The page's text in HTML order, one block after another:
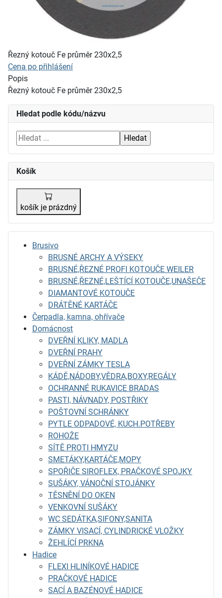
Hledat podle kódu/názvu
Košík
košík je prázdný
Brusivo
BRUSNÉ ARCHY A VÝSEKY
BRUSNÉ,ŘEZNÉ PROFI KOTOUČE WEILER
BRUSNÉ,ŘEZNÉ,LEŠTÍCÍ KOTOUČE,UNAŠEČE
DIAMANTOVÉ KOTOUČE
DRÁTĚNÉ KARTÁČE
Čerpadla, kamna, ohřívače
Domácnost
DVEŘNÍ KLIKY, MADLA
DVEŘNÍ PRAHY
DVEŘNÍ ZÁMKY TESLA
KÁDĚ,NÁDOBY,VĚDRA,BOXY,REGÁLY
OCHRANNÉ RUKAVICE BRADAS
PASTI, NÁVNADY, POSTŘIKY
POŠTOVNÍ SCHRÁNKY
PYTLE ODPADOVÉ, KUCH.POTŘEBY
ROHOŽE
SÍTĚ PROTI HMYZU
SMETÁKY,KARTÁČE,MOPY
SPOŘIČE SIROFLEX, PRAČKOVÉ SPOJKY
SUŠÁKY, VÁNOČNÍ STOJÁNKY
TĚSNĚNÍ DO OKEN
VENKOVNÍ SUŠÁKY
WC SEDÁTKA,SIFONY,SANITA
ZÁMKY VISACÍ, CYLINDRICKÉ VLOŽKY
ŽEHLÍCÍ PRKNA
Hadice
FLEXI HLINÍKOVÉ HADICE
PRAČKOVÉ HADICE
SACÍ A BAZÉNOVÉ HADICE
Řezný kotouč Fe průměr 230x2,5
Cena po přihlášení
Popis
Řezný kotouč Fe průměr 230x2,5